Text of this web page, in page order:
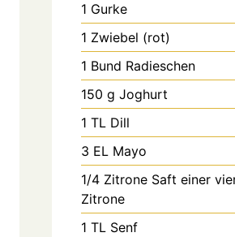
1 Gurke
1 Zwiebel (rot)
1 Bund Radieschen
150 g Joghurt
1 TL Dill
3 EL Mayo
1/4 Zitrone Saft einer
Zitrone
1 TL Senf